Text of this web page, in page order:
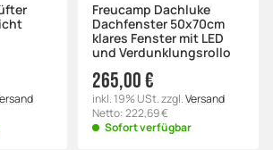
Freucamp Dachluke
Dachfenster 50x70cm
klares Fenster mit LED
und Verdunklungsrollo
265,00 €
inkl. 19% USt. zzgl.Versand
Netto: 222,69 €
Sofort verfügbar